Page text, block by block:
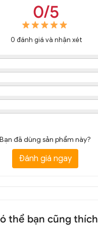
0/5
0 đánh giá và nhận xét
Bạn đã dùng sản phẩm này?
Đánh giá ngay
thể bạn cũng thích